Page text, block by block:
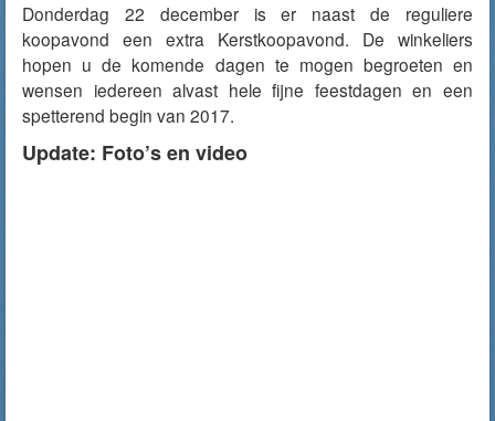
Donderdag 22 december is er naast de reguliere
koopavond een extra Kerstkoopavond. De winkeliers
hopen u de komende dagen te mogen begroeten en
wensen iedereen alvast hele fijne feestdagen en een
spetterend begin van 2017.
Update: Foto’s en video